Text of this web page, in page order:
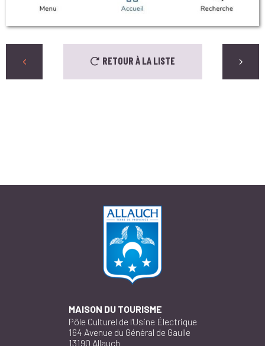
RETOUR À LA LISTE
MAISON DU TOURISME
Pôle Culturel de l'Usine Électrique
164 Avenue du Général de Gaulle
13190 Allauch